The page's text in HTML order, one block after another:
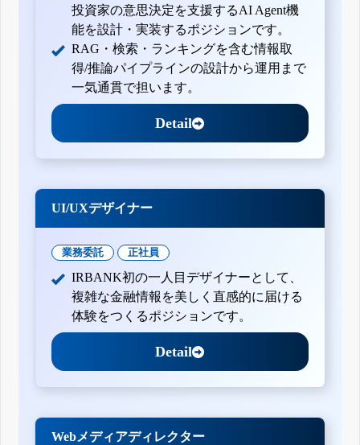
投資家の意思決定を支援するAI Agent機
能を設計・実装するポジションです。
RAG・検索・ランキングを含む情報取
得/推論パイプラインの設計から運用まで
一気通貫で担います。
Detail
UI/UXデザイナー
業務委託 正社員
IRBANK初の一人目デザイナーとして、
複雑な金融情報を美しく直感的に届ける
体験をつくるポジションです。
Detail
Webメディアディレクター